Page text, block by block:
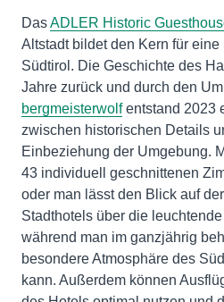
DasADLER Historic
Altstadt bildet den Kern für
Südtirol. Die Geschichte des
Jahre zurück und durch den
bergmeisterwolfentstand 2023
zwischen historischen Details
Einbeziehung der Umgebung.
43 individuell geschnittenen
oder man lässt den Blick auf
Stadthotels über die
während man im ganzjährig
besondere Atmosphäre des
kann. Außerdem können